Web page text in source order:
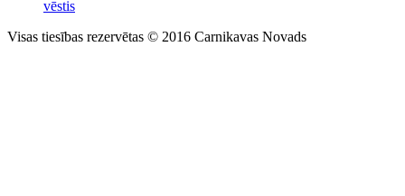
vēstis
Visas tiesības rezervētas © 2016 Carnikavas Novads